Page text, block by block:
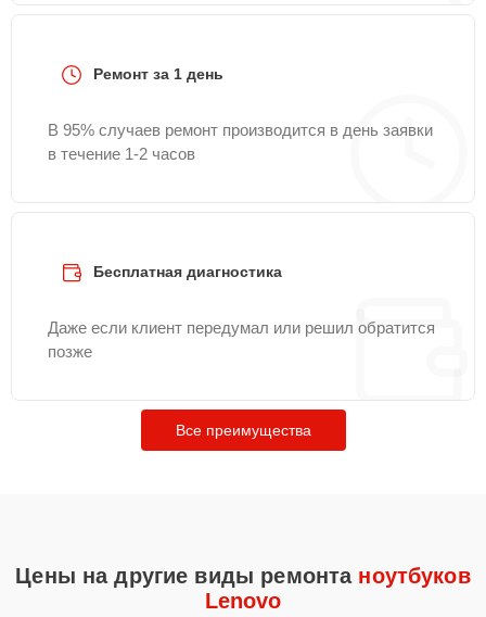
Ремонт за 1 день
В 95% случаев ремонт производится в день заявки
в течение 1-2 часов
Бесплатная диагностика
Даже если клиент передумал или решил обратится
позже
Все преимущества
Цены на другие виды ремонта ноутбуков
Lenovo